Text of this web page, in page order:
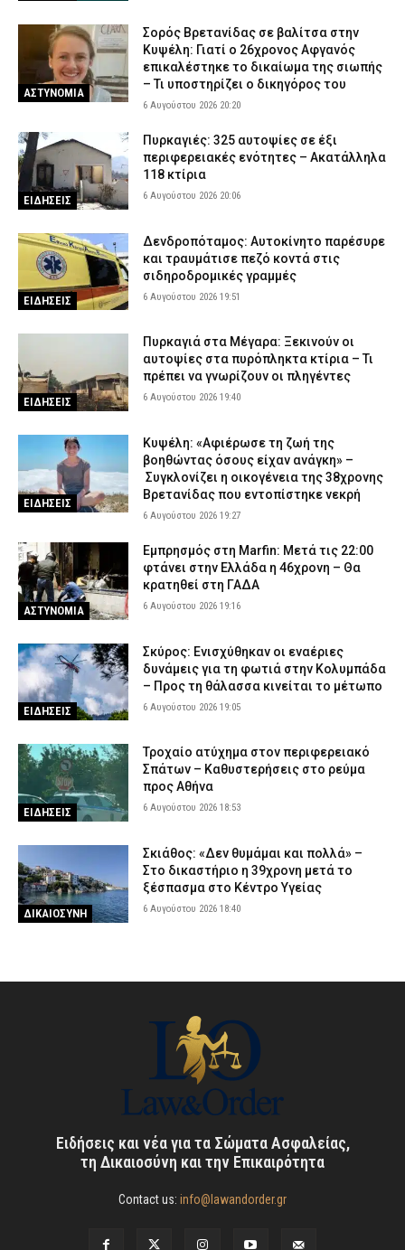
ΑΣΤΥΝΟΜΙΑ
Σορός Βρετανίδας σε βαλίτσα στην
Κυψέλη: Γιατί ο 26χρονος Αφγανός
επικαλέστηκε το δικαίωμα της σιωπής
– Τι υποστηρίζει ο δικηγόρος του
6 Αυγούστου 2026 20:20
ΕΙΔΗΣΕΙΣ
Πυρκαγιές: 325 αυτοψίες σε έξι
περιφερειακές ενότητες – Ακατάλληλα
118 κτίρια
6 Αυγούστου 2026 20:06
ΕΙΔΗΣΕΙΣ
Δενδροπόταμος: Αυτοκίνητο παρέσυρε
και τραυμάτισε πεζό κοντά στις
σιδηροδρομικές γραμμές
6 Αυγούστου 2026 19:51
ΕΙΔΗΣΕΙΣ
Πυρκαγιά στα Μέγαρα: Ξεκινούν οι
αυτοψίες στα πυρόπληκτα κτίρια – Τι
πρέπει να γνωρίζουν οι πληγέντες
6 Αυγούστου 2026 19:40
ΕΙΔΗΣΕΙΣ
Κυψέλη: «Αφιέρωσε τη ζωή της
βοηθώντας όσους είχαν ανάγκη» –
Συγκλονίζει η οικογένεια της 38χρονης
Βρετανίδας που εντοπίστηκε νεκρή
6 Αυγούστου 2026 19:27
ΑΣΤΥΝΟΜΙΑ
Εμπρησμός στη Marfin: Μετά τις 22:00
φτάνει στην Ελλάδα η 46χρονη – Θα
κρατηθεί στη ΓΑΔΑ
6 Αυγούστου 2026 19:16
ΕΙΔΗΣΕΙΣ
Σκύρος: Ενισχύθηκαν οι εναέριες
δυνάμεις για τη φωτιά στην Κολυμπάδα
– Προς τη θάλασσα κινείται το μέτωπο
6 Αυγούστου 2026 19:05
ΕΙΔΗΣΕΙΣ
Τροχαίο ατύχημα στον περιφερειακό
Σπάτων – Καθυστερήσεις στο ρεύμα
προς Αθήνα
6 Αυγούστου 2026 18:53
ΔΙΚΑΙΟΣΥΝΗ
Σκιάθος: «Δεν θυμάμαι και πολλά» –
Στο δικαστήριο η 39χρονη μετά το
ξέσπασμα στο Κέντρο Υγείας
6 Αυγούστου 2026 18:40
Ειδήσεις και νέα για τα Σώματα Ασφαλείας,
τη Δικαιοσύνη και την Επικαιρότητα
Contact us: info@lawandorder.gr